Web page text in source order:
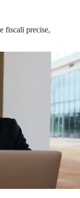
fiscali precise,